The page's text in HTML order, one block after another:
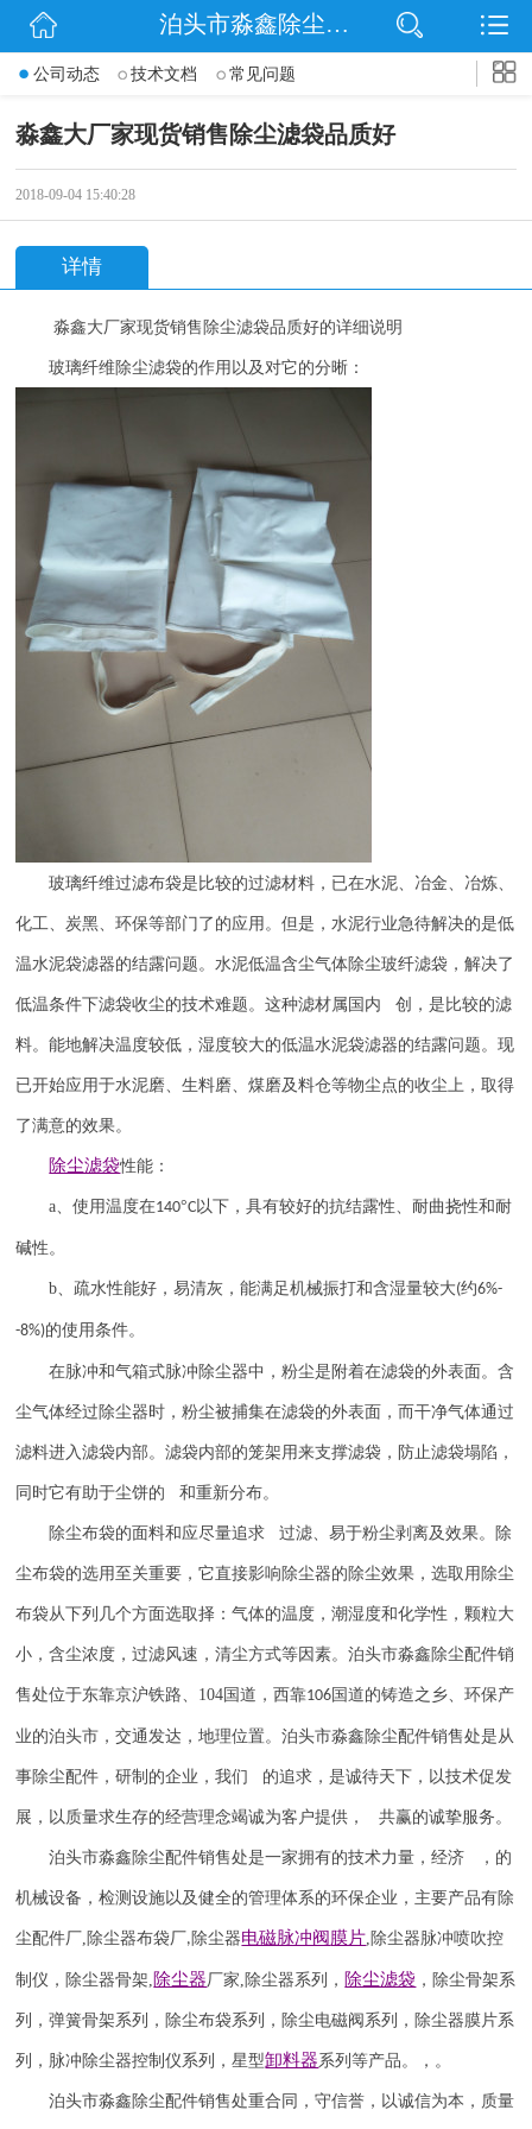
网站首页
公司动态
泊头市淼鑫除尘配件销售处
公司动态 技术文档 常见问题
淼鑫大厂家现货销售除尘滤袋品质好
2018-09-04 15:40:28
详情
淼鑫大厂家现货销售除尘滤袋品质好的详细说明
玻璃纤维除尘滤袋的作用以及对它的分晰：
玻璃纤维过滤布袋是比较的过滤材料，已在水泥、冶金、冶炼、
化工、炭黑、环保等部门了的应用。但是，水泥行业急待解决的是低
温水泥袋滤器的结露问题。水泥低温含尘气体除尘玻纤滤袋，解决了
低温条件下滤袋收尘的技术难题。这种滤材属国内 创，是比较的滤
料。能地解决温度较低，湿度较大的低温水泥袋滤器的结露问题。现
已开始应用于水泥磨、生料磨、煤磨及料仓等物尘点的收尘上，取得
了满意的效果。
除尘滤袋性能：
a、使用温度在140°C以下，具有较好的抗结露性、耐曲挠性和耐
碱性。
b、疏水性能好，易清灰，能满足机械振打和含湿量较大(约6%-
-8%)的使用条件。
在脉冲和气箱式脉冲除尘器中，粉尘是附着在滤袋的外表面。含
尘气体经过除尘器时，粉尘被捕集在滤袋的外表面，而干净气体通过
滤料进入滤袋内部。滤袋内部的笼架用来支撑滤袋，防止滤袋塌陷，
同时它有助于尘饼的 和重新分布。
除尘布袋的面料和应尽量追求 过滤、易于粉尘剥离及效果。除
尘布袋的选用至关重要，它直接影响除尘器的除尘效果，选取用除尘
布袋从下列几个方面选取择：气体的温度，潮湿度和化学性，颗粒大
小，含尘浓度，过滤风速，清尘方式等因素。泊头市淼鑫除尘配件销
售处位于东靠京沪铁路、 104 国道，西靠106 国道的铸造之乡、环保产
业的泊头市，交通发达，地理位置。泊头市淼鑫除尘配件销售处是从
事除尘配件，研制的企业，我们 的追求，是诚待天下，以技术促发
展，以质量求生存的经营理念竭诚为客户提供， 共赢的诚挚服务。
泊头市淼鑫除尘配件销售处是一家拥有的技术力量，经济 ，的
机械设备，检测设施以及健全的管理体系的环保企业，主要产品有除
尘配件厂, 除尘器布袋厂, 除尘器电磁脉冲阀膜片, 除尘器脉冲喷吹控
制仪 ， 除尘器骨架,除尘器厂家, 除尘器系列， 除尘滤袋 ，除尘骨架系
列，弹簧骨架系列，除尘布袋系列，除尘电磁阀系列，除尘器膜片系
列，脉冲除尘器控制仪系列，星型卸料器系列等产品。，。
泊头市淼鑫除尘配件销售处重合同，守信誉，以诚信为本，质量